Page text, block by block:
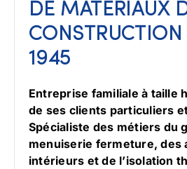
DE MATÉRIAUX
CONSTRUCTION
1945
Entreprise familiale à taille
de ses clients particuliers
Spécialiste des métiers du
menuiserie fermeture, des
intérieurs et de l’isolation